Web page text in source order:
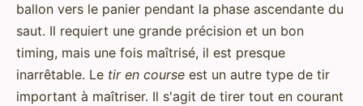
ballon vers le panier pendant la phase ascendante du
saut. Il requiert une grande précision et un bon
timing, mais une fois maîtrisé, il est presque
inarrêtable. Le tir en course est un autre type de tir
important à maîtriser. Il s'agit de tirer tout en courant